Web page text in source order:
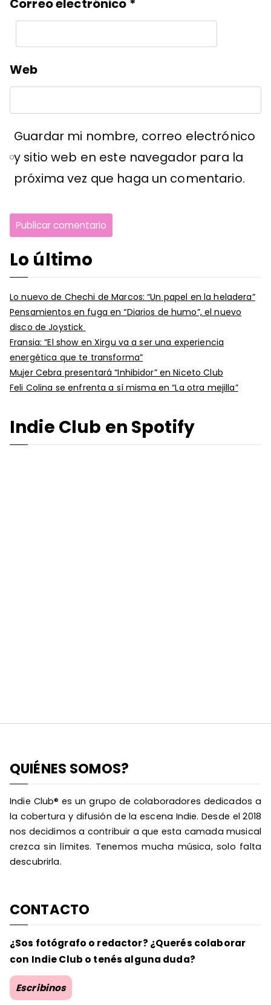
Correo electrónico *
Web
Guardar mi nombre, correo electrónico
y sitio web en este navegador para la
próxima vez que haga un comentario.
Lo último
Lo nuevo de Chechi de Marcos: “Un papel en la heladera”
Pensamientos en fuga en “Diarios de humo”, el nuevo
disco de Joystick
Fransia: “El show en Xirgu va a ser una experiencia
energética que te transforma”
Mujer Cebra presentará “Inhibidor” en Niceto Club
Feli Colina se enfrenta a sí misma en “La otra mejilla”
Indie Club en Spotify
QUIÉNES SOMOS?
Indie Club® es un grupo de colaboradores dedicados a
la cobertura y difusión de la escena Indie. Desde el 2018
nos decidimos a contribuir a que esta camada musical
crezca sin límites. Tenemos mucha música, solo falta
descubrirla.
CONTACTO
¿Sos fotógrafo o redactor? ¿Querés colaborar
con Indie Club o tenés alguna duda?
Escribinos